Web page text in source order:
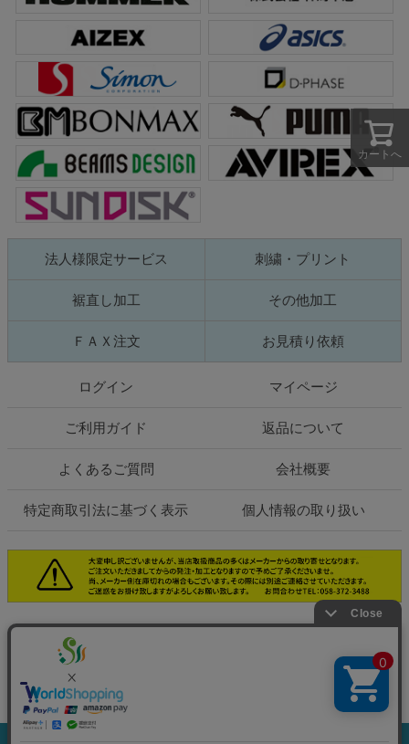
法人様限定サービス 刺繍・プリント
裾直し加工 その他加工
ＦＡＸ注文 お見積り依頼
ログイン マイページ
ご利用ガイド 返品について
よくあるご質問 会社概要
特定商取引法に基づく表示 個人情報の取り扱い
カートへ